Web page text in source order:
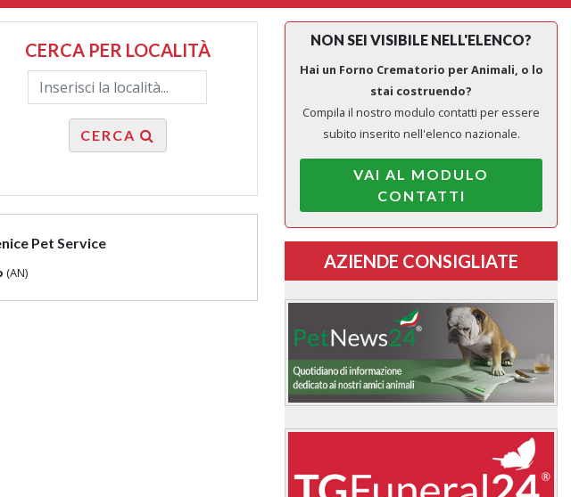
CERCA PER LOCALITÀ
CERCA
Pet Service
(AN)
NON SEI VISIBILE NELL'ELENCO?
Hai un Forno Crematorio per Animali, o lo
stai costruendo?
Compila il nostro modulo contatti per essere
subito inserito nell'elenco nazionale.
VAI AL MODULO
CONTATTI
AZIENDE CONSIGLIATE